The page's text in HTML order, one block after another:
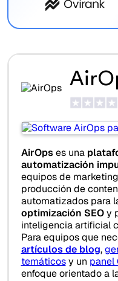
AirOpses una
automatización
equipos de
producción de
automatizados para
optimización SEOy
inteligencia artificial
Para equipos que
artículos de blog,
temáticosy un panel
enfoque orientado a